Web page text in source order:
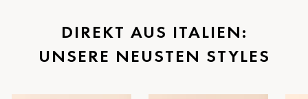
St.Pölten
Staufen
DIREKT AUS ITALIEN:
UNSERE NEUSTEN STYLES